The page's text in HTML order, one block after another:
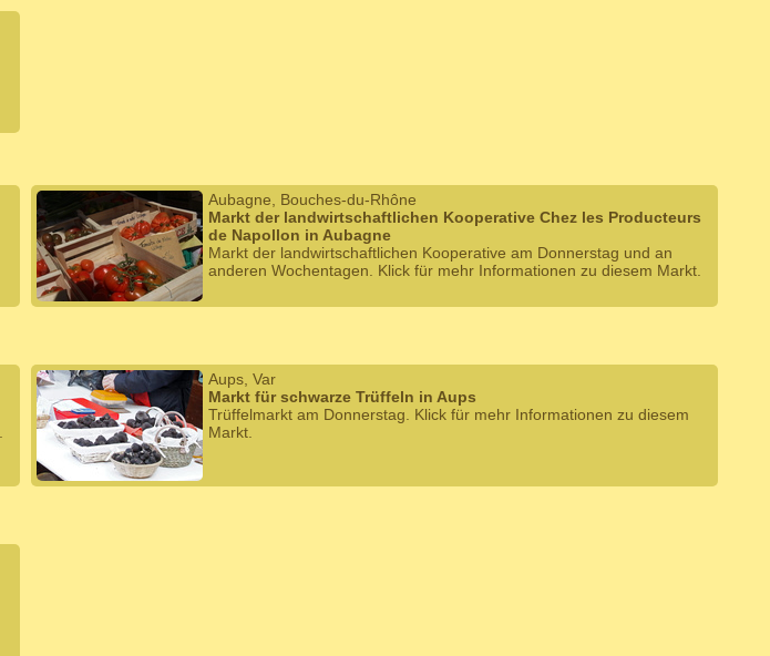
Aubagne, Bouches-du-Rhône
Markt der landwirtschaftlichen Kooperative Chez les Producteurs
de Napollon in Aubagne
Markt der landwirtschaftlichen Kooperative am Donnerstag und an
anderen Wochentagen. Klick für mehr Informationen zu diesem Markt.
Aups, Var
Markt für schwarze Trüffeln in Aups
Trüffelmarkt am Donnerstag. Klick für mehr Informationen zu diesem
Markt.